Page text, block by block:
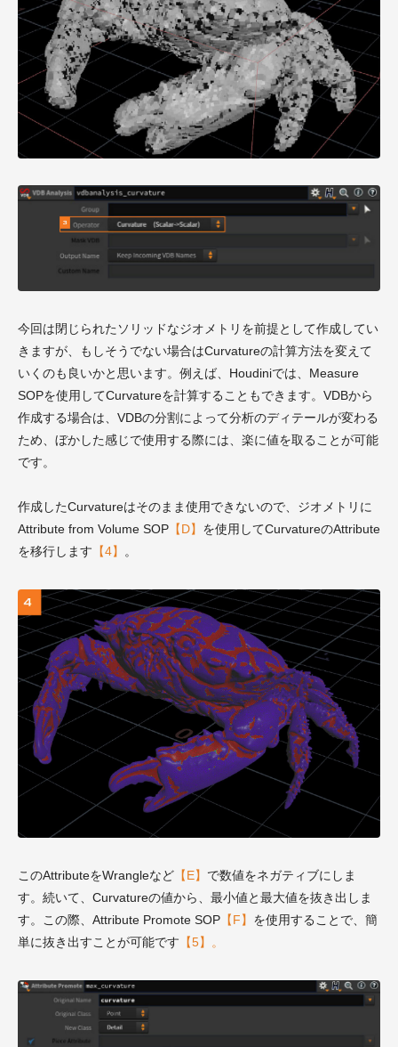
今回は閉じられたソリッドなジオメトリを前提として作成してい
きますが、もしそうでない場合はCurvatureの計算方法を変えて
いくのも良いかと思います。例えば、Houdiniでは、Measure
SOPを使用してCurvatureを計算することもできます。VDBから
作成する場合は、VDBの分割によって分析のディテールが変わる
ため、ぼかした感じで使用する際には、楽に値を取ることが可能
です。
作成したCurvatureはそのまま使用できないので、ジオメトリに
Attribute from Volume SOP 【D】 を使用してCurvatureのAttribute
を移行します 【4】 。
このAttributeをWrangleなど 【E】 で数値をネガティブにしま
す。続いて、Curvatureの値から、最小値と最大値を抜き出しま
す。この際、Attribute Promote SOP 【F】 を使用することで、簡
単に抜き出すことが可能です 【5】。